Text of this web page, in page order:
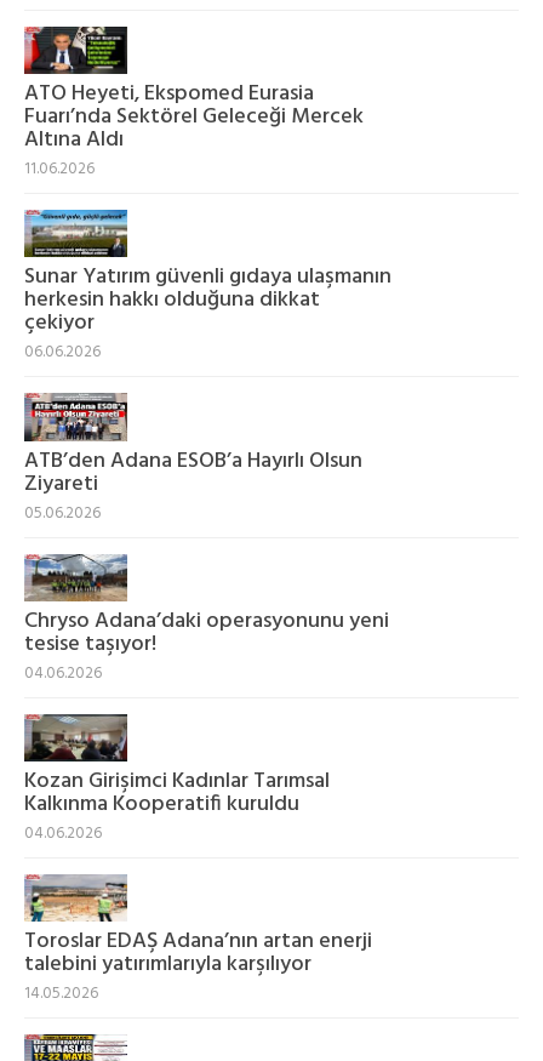
ATO Heyeti, Ekspomed Eurasia
Fuarı’nda Sektörel Geleceği Mercek
Altına Aldı
11.06.2026
Sunar Yatırım güvenli gıdaya ulaşmanın
herkesin hakkı olduğuna dikkat
çekiyor
06.06.2026
ATB’den Adana ESOB’a Hayırlı Olsun
Ziyareti
05.06.2026
Chryso Adana’daki operasyonunu yeni
tesise taşıyor!
04.06.2026
Kozan Girişimci Kadınlar Tarımsal
Kalkınma Kooperatifi kuruldu
04.06.2026
Toroslar EDAŞ Adana’nın artan enerji
talebini yatırımlarıyla karşılıyor
14.05.2026